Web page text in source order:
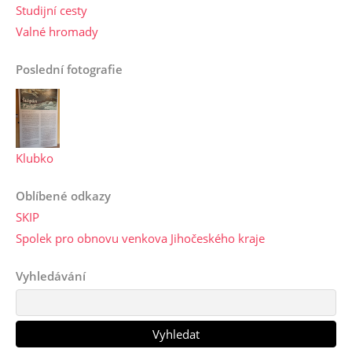
Studijní cesty
Valné hromady
Poslední fotografie
Klubko
Oblíbené odkazy
SKIP
Spolek pro obnovu venkova Jihočeského kraje
Vyhledávání